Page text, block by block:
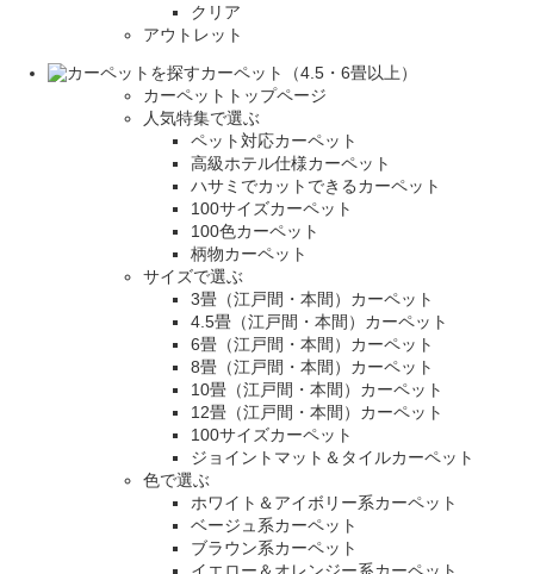
クリア
アウトレット
カーペット（4.5・6畳以上）
カーペットトップページ
人気特集で選ぶ
ペット対応カーペット
高級ホテル仕様カーペット
ハサミでカットできるカーペット
100サイズカーペット
100色カーペット
柄物カーペット
サイズで選ぶ
3畳（江戸間・本間）カーペット
4.5畳（江戸間・本間）カーペット
6畳（江戸間・本間）カーペット
8畳（江戸間・本間）カーペット
10畳（江戸間・本間）カーペット
12畳（江戸間・本間）カーペット
100サイズカーペット
ジョイントマット＆タイルカーペット
色で選ぶ
ホワイト＆アイボリー系カーペット
ベージュ系カーペット
ブラウン系カーペット